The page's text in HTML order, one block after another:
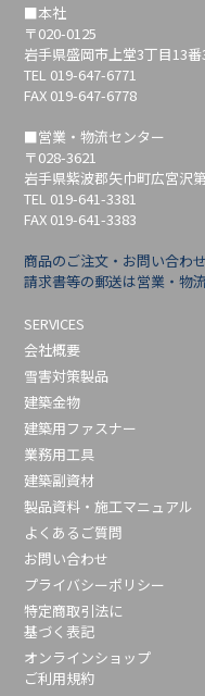
■本社
〒020-0125
岩手県盛岡市上堂3丁目13
TEL 019-647-6771
FAX 019-647-6778
■営業・物流センター
〒028-3621
岩手県紫波郡矢巾町広宮沢
TEL 019-641-3381
FAX 019-641-3383
商品のご注文・お問い合わ
請求書等の郵送は営業・物
SERVICES
会社概要
雪害対策製品
建築金物
建築用ファスナー
業務用工具
建築副資材
製品資料・施工マニュアル
よくあるご質問
お問い合わせ
プライバシーポリシー
特定商取引法に
基づく表記
オンラインショップ
ご利用規約